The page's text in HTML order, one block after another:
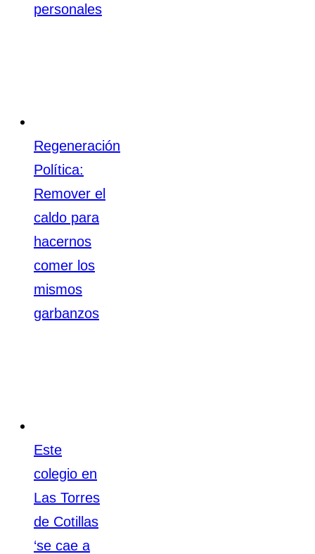
personales
Regeneración
Política:
Remover el
caldo para
hacernos
comer los
mismos
garbanzos
Este
colegio en
Las Torres
de Cotillas
‘se cae a